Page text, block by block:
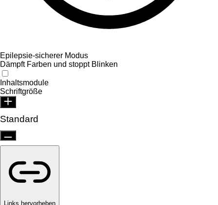
Epilepsie-sicherer Modus
Dämpft Farben und stoppt Blinken
Inhaltsmodule
Schriftgröße
Standard
Links hervorheben